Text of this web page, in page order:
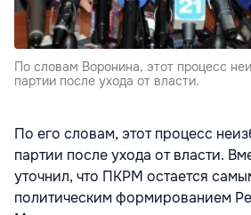
По словам Воронина, этот процесс
партии после ухода от власти.
По его словам, этот процесс
партии после ухода от власти.
уточнил, что ПКРМ остается
политическим формированием